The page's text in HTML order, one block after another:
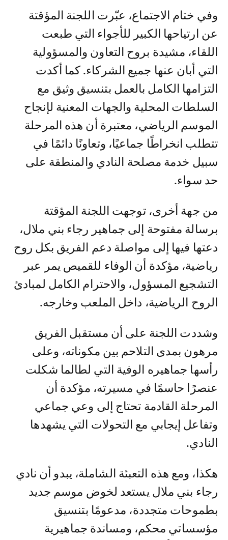
وفي ختام الاجتماع، عبّرت اللجنة المؤقتة
عن ارتياحها الكبير للأجواء التي طبعت
اللقاء، مشيدة بروح التعاون والمسؤولية
التي أبان عنها جميع الشركاء. كما أكدت
التزامها الكامل بالعمل بتنسيق وثيق مع
السلطات المحلية والجهات المعنية لإنجاح
الموسم الرياضي، معتبرة أن هذه المرحلة
تتطلب انخراطًا جماعيًا، وتعاونًا دائمًا في
سبيل خدمة مصلحة النادي والمنطقة على
حد سواء.
من جهة أخرى، توجهت اللجنة المؤقتة
برسالة مفتوحة إلى جماهير رجاء بني ملال،
دعتها فيها إلى مواصلة دعم الفريق بكل روح
رياضية، مؤكدة أن الوفاء للقميص يمر عبر
التشجيع المسؤول، والاحترام الكامل لمبادئ
الروح الرياضية، داخل الملعب وخارجه.
وشددت اللجنة على أن مستقبل الفريق
مرهون بمدى التلاحم بين مكوناته، وعلى
رأسها جماهيره الوفية التي لطالما شكلت
عنصرًا حاسمًا في مسيرته، مؤكدة أن
المرحلة القادمة تحتاج إلى وعي جماعي
وتفاعل إيجابي مع التحولات التي يشهدها
النادي.
هكذا، ومع هذه التعبئة الشاملة، يبدو أن نادي
رجاء بني ملال يستعد لخوض موسم جديد
بطموحات متجددة، مدعومًا بتنسيق
مؤسساتي محكم، ومساندة جماهيرية